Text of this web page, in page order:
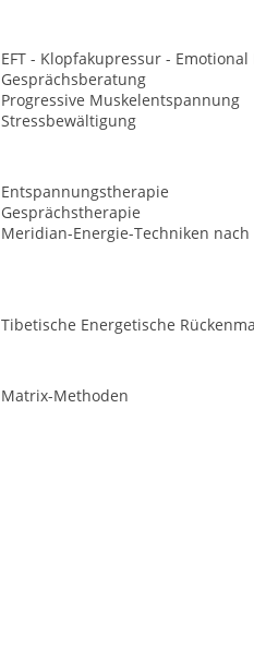
EFT - Klopfakupressur -
Gesprächsberatung
Progressive Muskelentspannung
Stressbewältigung
Entspannungstherapie
Gesprächstherapie
Meridian-Energie-Techniken nach
Tibetische Energetische
Matrix-Methoden